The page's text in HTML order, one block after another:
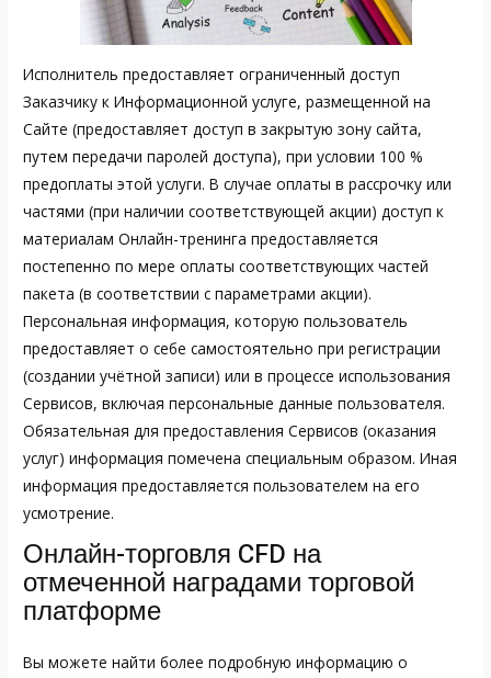
Исполнитель предоставляет ограниченный доступ
Заказчику к Информационной услуге, размещенной на
Сайте (предоставляет доступ в закрытую зону сайта,
путем передачи паролей доступа), при условии 100 %
предоплаты этой услуги. В случае оплаты в рассрочку или
частями (при наличии соответствующей акции) доступ к
материалам Онлайн-тренинга предоставляется
постепенно по мере оплаты соответствующих частей
пакета (в соответствии с параметрами акции).
Персональная информация, которую пользователь
предоставляет о себе самостоятельно при регистрации
(создании учётной записи) или в процессе использования
Сервисов, включая персональные данные пользователя.
Обязательная для предоставления Сервисов (оказания
услуг) информация помечена специальным образом. Иная
информация предоставляется пользователем на его
усмотрение.
Онлайн-торговля CFD на
отмеченной наградами торговой
платформе
Вы можете найти более подробную информацию о